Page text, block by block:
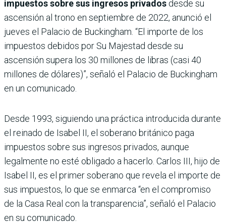
impuestos sobre sus ingresos privados desde su
ascensión al trono en septiembre de 2022, anunció el
jueves el Palacio de Buckingham. “El importe de los
impuestos debidos por Su Majestad desde su
ascensión supera los 30 millones de libras (casi 40
millones de dólares)”, señaló el Palacio de Buckingham
en un comunicado.
Desde 1993, siguiendo una práctica introducida durante
el reinado de Isabel II, el soberano británico paga
impuestos sobre sus ingresos privados, aunque
legalmente no esté obligado a hacerlo. Carlos III, hijo de
Isabel II, es el primer soberano que revela el importe de
sus impuestos, lo que se enmarca “en el compromiso
de la Casa Real con la transparencia”, señaló el Palacio
en su comunicado.